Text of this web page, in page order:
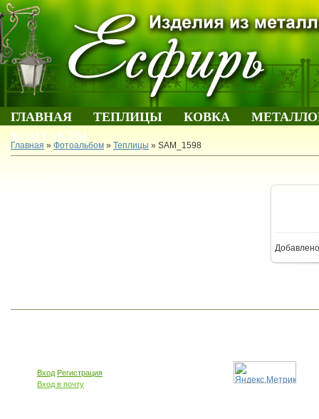
ГЛАВНАЯ ТЕПЛИЦЫ КОВКА
КОНТАКТЫ
Главная » Фотоальбом » Теплицы » SAM_1598
Добавлено
Вход Регистрация
Вход в почту